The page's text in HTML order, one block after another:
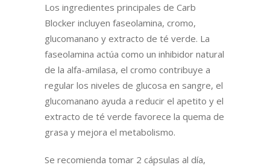
Los ingredientes principales de Carb
Blocker incluyen faseolamina, cromo,
glucomanano y extracto de té verde. La
faseolamina actúa como un inhibidor natural
de la alfa-amilasa, el cromo contribuye a
regular los niveles de glucosa en sangre, el
glucomanano ayuda a reducir el apetito y el
extracto de té verde favorece la quema de
grasa y mejora el metabolismo.
Se recomienda tomar 2 cápsulas al día,